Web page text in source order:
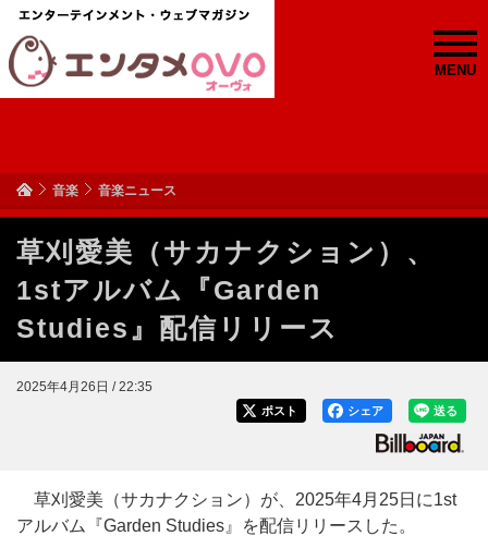
MENU
音楽 音楽ニュース
草刈愛美（サカナクション）、
1stアルバム『Garden
Studies』配信リリース
2025年4月26日 / 22:35
送る
シェア
ポスト
草刈愛美（サカナクション）が、2025年4月25日に1st
アルバム『Garden Studies』を配信リリースした。